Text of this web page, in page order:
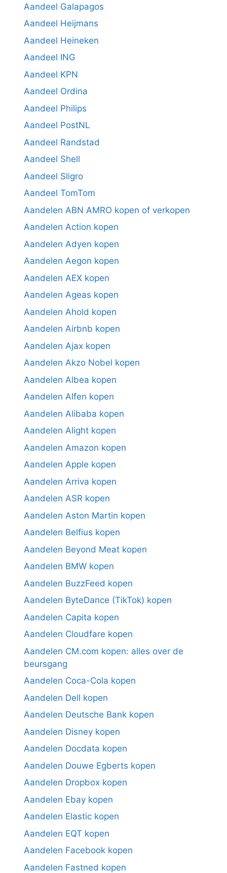
Aandeel Galapagos
Aandeel Heijmans
Aandeel Heineken
Aandeel ING
Aandeel KPN
Aandeel Ordina
Aandeel Philips
Aandeel PostNL
Aandeel Randstad
Aandeel Shell
Aandeel Sligro
Aandeel TomTom
Aandelen ABN AMRO kopen of verkopen
Aandelen Action kopen
Aandelen Adyen kopen
Aandelen Aegon kopen
Aandelen AEX kopen
Aandelen Ageas kopen
Aandelen Ahold kopen
Aandelen Airbnb kopen
Aandelen Ajax kopen
Aandelen Akzo Nobel kopen
Aandelen Albea kopen
Aandelen Alfen kopen
Aandelen Alibaba kopen
Aandelen Alight kopen
Aandelen Amazon kopen
Aandelen Apple kopen
Aandelen Arriva kopen
Aandelen ASR kopen
Aandelen Aston Martin kopen
Aandelen Belfius kopen
Aandelen Beyond Meat kopen
Aandelen BMW kopen
Aandelen BuzzFeed kopen
Aandelen ByteDance (TikTok) kopen
Aandelen Capita kopen
Aandelen Cloudfare kopen
Aandelen CM.com kopen: alles over de
beursgang
Aandelen Coca-Cola kopen
Aandelen Dell kopen
Aandelen Deutsche Bank kopen
Aandelen Disney kopen
Aandelen Docdata kopen
Aandelen Douwe Egberts kopen
Aandelen Dropbox kopen
Aandelen Ebay kopen
Aandelen Elastic kopen
Aandelen EQT kopen
Aandelen Facebook kopen
Aandelen Fastned kopen